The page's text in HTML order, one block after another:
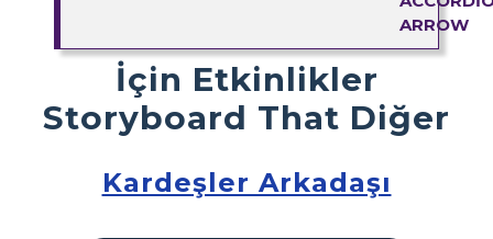
İçin Etkinlikler
Storyboard That Diğer
Kardeşler Arkadaşı